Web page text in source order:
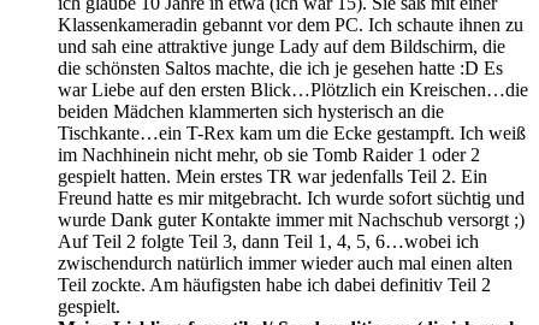
Klassenkameradin gebannt vor dem PC. Ich schaute ihnen zu
und sah eine attraktive junge Lady auf dem Bildschirm, die
die schönsten Saltos machte, die ich je gesehen hatte :D Es
war Liebe auf den ersten Blick…Plötzlich ein Kreischen…die
beiden Mädchen klammerten sich hysterisch an die
Tischkante…ein T-Rex kam um die Ecke gestampft. Ich weiß
im Nachhinein nicht mehr, ob sie Tomb Raider 1 oder 2
gespielt hatten. Mein erstes TR war jedenfalls Teil 2. Ein
Freund hatte es mir mitgebracht. Ich wurde sofort süchtig und
wurde Dank guter Kontakte immer mit Nachschub versorgt ;)
Auf Teil 2 folgte Teil 3, dann Teil 1, 4, 5, 6…wobei ich
zwischendurch natürlich immer wieder auch mal einen alten
Teil zockte. Am häufigsten habe ich dabei definitiv Teil 2
gespielt.